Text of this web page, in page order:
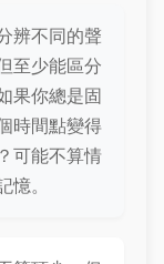
辨不同的聲
至少能區分
果你總是固
時間點變得
可能不算情
。